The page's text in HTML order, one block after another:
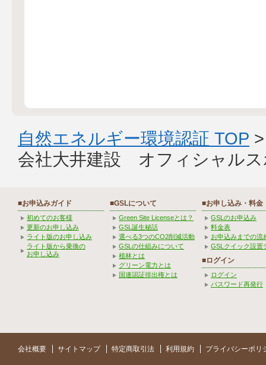
自然エネルギー環境認証 TOP
会社大井建設 オフィシャルス
■お申込みガイド
初めてのお客様
更新のお申し込み
ライト版のお申し込み
ライト版から乗換の
お申し込み
■GSLについて
Green Site Licenseとは？
GSL誕生秘話
選べる3つのCO2削減活動
GSLの仕組みについて
植林とは
グリーン電力とは
国連認証排出権とは
■お申し込み・料金
GSLのお申込み
料金表
お申込みまでの流
GSLクイック設置
■ログイン
ログイン
パスワード再発行
会社概要 サイトマップ 特定商取引法 利用規約 プライバシーポリ